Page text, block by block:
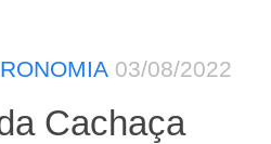
03/08/2022
Cachaça